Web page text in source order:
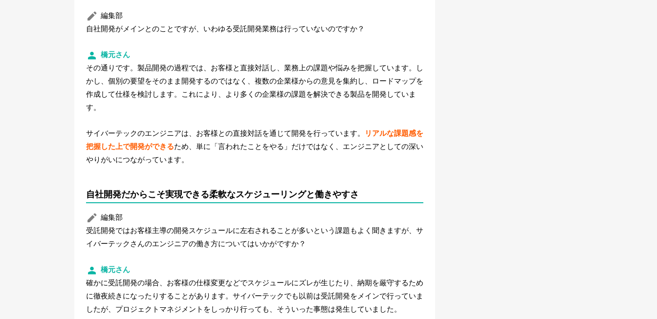
編集部
自社開発がメインとのことですが、いわゆる受託開発業務は行っていないのですか？
橋元さん
その通りです。製品開発の過程では、お客様と直接対話し、業務上の課題や悩みを把握しています。し
かし、個別の要望をそのまま開発するのではなく、複数の企業様からの意見を集約し、ロードマップを
作成して仕様を検討します。これにより、より多くの企業様の課題を解決できる製品を開発していま
す。
サイバーテックのエンジニアは、お客様との直接対話を通じて開発を行っています。
リアルな課題感を
把握した上で開発ができるため、単に「言われたことをやる」だけではなく、エンジニアとしての深い
やりがいにつながっています。
自社開発だからこそ実現できる柔軟なスケジューリングと働きやすさ
編集部
受託開発ではお客様主導の開発スケジュールに左右されることが多いという課題もよく聞きますが、サ
イバーテックさんのエンジニアの働き方についてはいかがですか？
橋元さん
確かに受託開発の場合、お客様の仕様変更などでスケジュールにズレが生じたり、納期を厳守するため
に徹夜続きになったりすることがあります。サイバーテックでも以前は受託開発をメインで行っていま
したが、プロジェクトマネジメントをしっかり行っても、そういった事態は発生していました。